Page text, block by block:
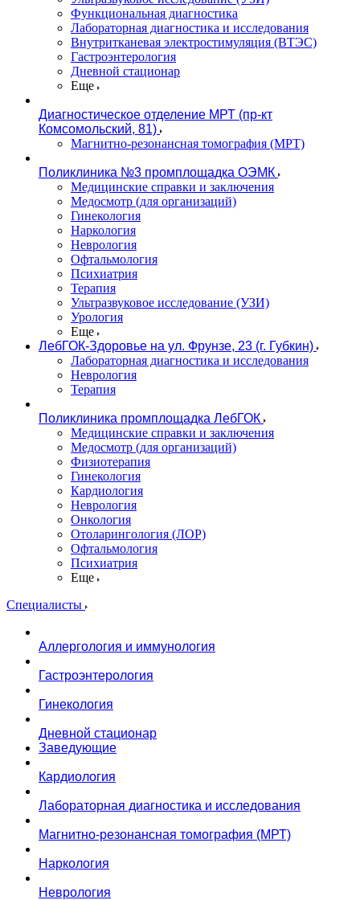
Функциональная диагностика
Лабораторная диагностика и исследования
Внутритканевая электростимуляция (ВТЭС)
Гастроэнтерология
Дневной стационар
Еще
Диагностическое отделение МРТ (пр-кт
Комсомольский, 81)
Магнитно-резонансная томография (МРТ)
Поликлиника №3 промплощадка ОЭМК
Медицинские справки и заключения
Медосмотр (для организаций)
Гинекология
Наркология
Неврология
Офтальмология
Психиатрия
Терапия
Ультразвуковое исследование (УЗИ)
Урология
Еще
ЛебГОК-Здоровье на ул. Фрунзе, 23 (г. Губкин)
Лабораторная диагностика и исследования
Неврология
Терапия
Поликлиника промплощадка ЛебГОК
Медицинские справки и заключения
Медосмотр (для организаций)
Физиотерапия
Гинекология
Кардиология
Неврология
Онкология
Отоларингология (ЛОР)
Офтальмология
Психиатрия
Еще
Специалисты
Аллергология и иммунология
Гастроэнтерология
Гинекология
Дневной стационар
Заведующие
Кардиология
Лабораторная диагностика и исследования
Магнитно-резонансная томография (МРТ)
Наркология
Неврология